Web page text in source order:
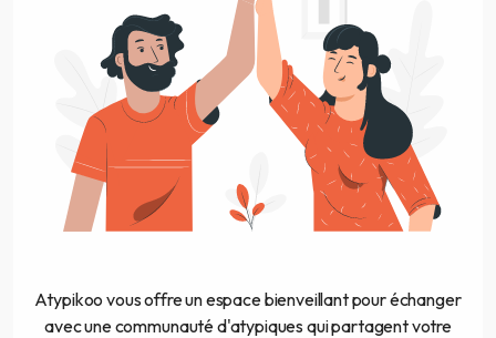
Atypikoo vous offre un espace bienveillant pour échanger
avec une communauté d'atypiques qui partagent votre